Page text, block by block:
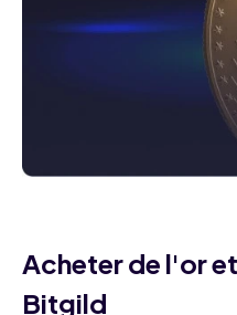
Acheter de l'or
Bitgild